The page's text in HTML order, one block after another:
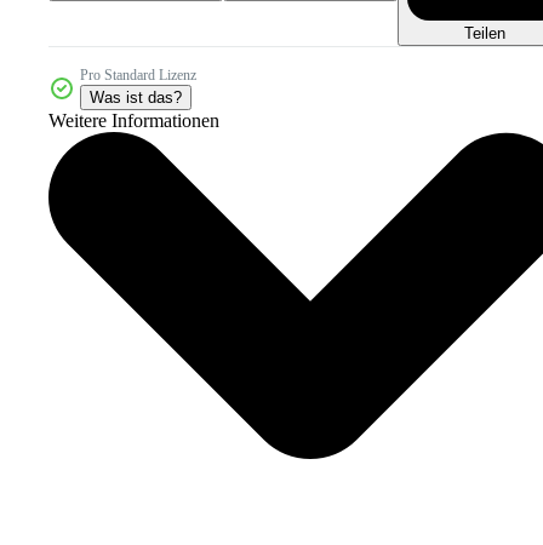
Teilen
Pro Standard Lizenz
Was ist das?
Weitere Informationen